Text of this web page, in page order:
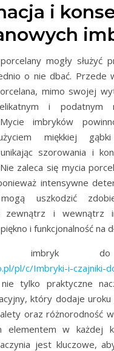
i
mogły służyć
o nie dbać. Przede
mimo swojej
i podatnym
Mycie imbryków
miękkiej
szorowania i
zaleca się mycia
intensywne
uszkodzić
zewnątrz i wewnątrz
i funkcjonalność na
imbryk
pl/c/Imbryki-i-czajniki-
tylko praktyczne
który dodaje uroku
oraz różnorodność
elementem w każdej
jest kluczowe,